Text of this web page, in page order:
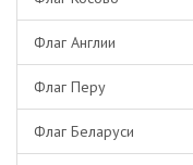
Флаг Англии
Флаг Перу
Флаг Беларуси